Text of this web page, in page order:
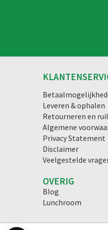
Leveren & ophalen
Retourneren en
Algemene
Privacy Statement
Disclaimer
Veelgestelde
OVERIG
Blog
Lunchroom